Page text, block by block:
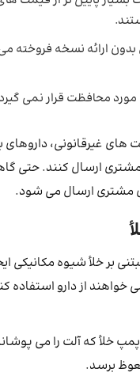
بدون ارائه نسخه
محافظت قرار نمی
های غیرقانونی، داروهای
ارسال کنند. حتی
مشتری ارسال می شود.
بر خلأ شیوه مکانیکی
از دارو استفاده
خلأ که آلت را می
برسد.